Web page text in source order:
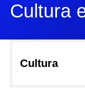
Cultura
Cultura